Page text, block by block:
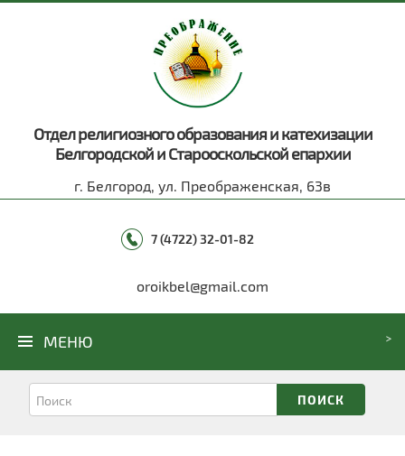
Отдел религиозного образования и катехизации
Белгородской и Старооскольской епархии
г. Белгород, ул. Преображенская, 63в
7 (4722) 32-01-82
oroikbel@gmail.com
МЕНЮ